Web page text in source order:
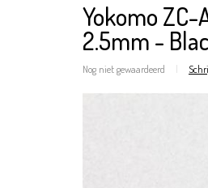
Yokomo
2.5mm -
Nog niet gewaardeerd |